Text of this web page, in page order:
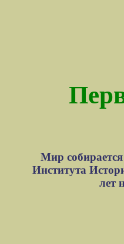
Мир
Института
лет